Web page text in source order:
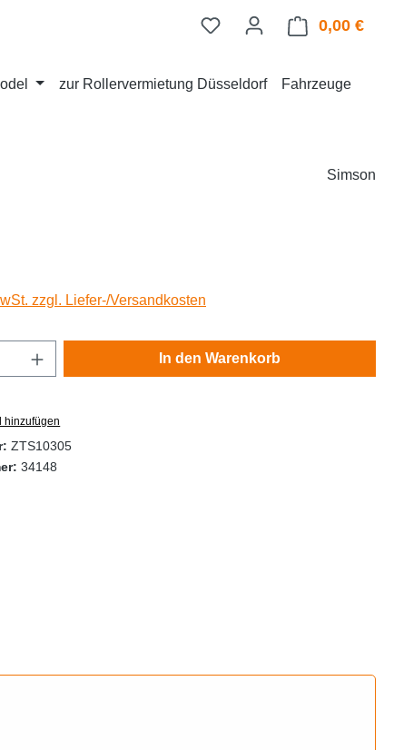
0,00 €
zur Rollervermietung Düsseldorf Fahrzeuge
Simson
zzgl. Liefer-/Versandkosten
Gib den gewünschten Wert ein
In den Warenkorb
hinzufügen
ZTS10305
34148